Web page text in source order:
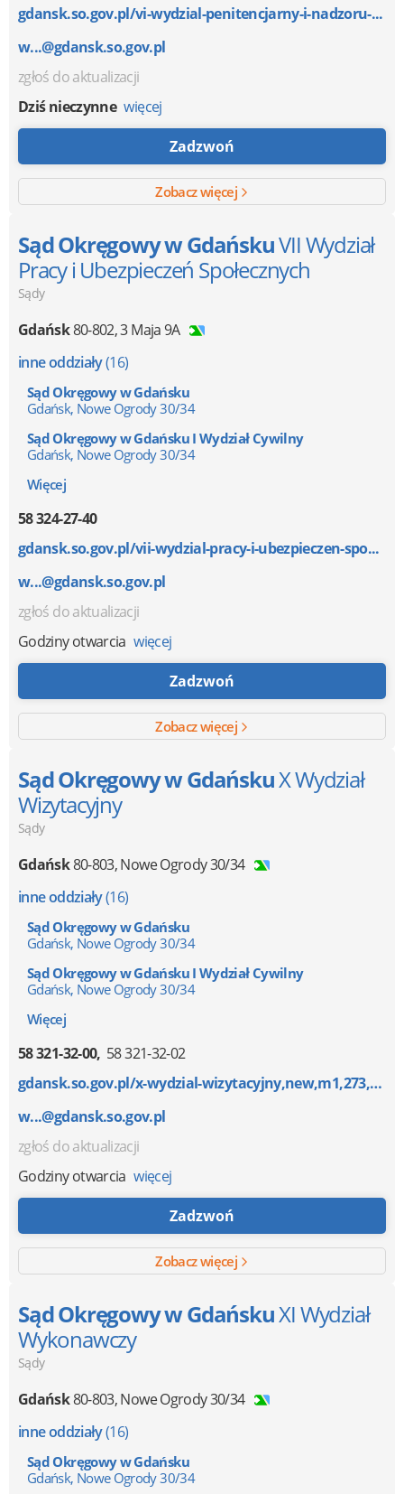
gdansk.so.gov.pl/vi-wydzial-penitencjarny-i-nadzoru-...
w...@gdansk.so.gov.pl
zgłoś do aktualizacji
Dziś nieczynne więcej
Zadzwoń
Zobacz więcej
Sąd Okręgowy w GdańskuVII Wydział
Pracy i Ubezpieczeń Społecznych
Sądy
Gdańsk80-802,3 Maja 9A
inne oddziały(16)
Sąd Okręgowy w Gdańsku
Gdańsk, Nowe Ogrody 30/34
Sąd Okręgowy w Gdańsku I Wydział Cywilny
Gdańsk, Nowe Ogrody 30/34
Więcej
58 324-27-40
gdansk.so.gov.pl/vii-wydzial-pracy-i-ubezpieczen-spo...
w...@gdansk.so.gov.pl
zgłoś do aktualizacji
Godziny otwarcia więcej
Zadzwoń
Zobacz więcej
Sąd Okręgowy w GdańskuX Wydział
Wizytacyjny
Sądy
Gdańsk80-803,Nowe Ogrody 30/34
inne oddziały(16)
Sąd Okręgowy w Gdańsku
Gdańsk, Nowe Ogrody 30/34
Sąd Okręgowy w Gdańsku I Wydział Cywilny
Gdańsk, Nowe Ogrody 30/34
Więcej
58 321-32-00 58 321-32-02
gdansk.so.gov.pl/x-wydzial-wizytacyjny,new,m1,273,34...
w...@gdansk.so.gov.pl
zgłoś do aktualizacji
Godziny otwarcia więcej
Zadzwoń
Zobacz więcej
Sąd Okręgowy w GdańskuXI Wydział
Wykonawczy
Sądy
Gdańsk80-803,Nowe Ogrody 30/34
inne oddziały(16)
Sąd Okręgowy w Gdańsku
Gdańsk, Nowe Ogrody 30/34